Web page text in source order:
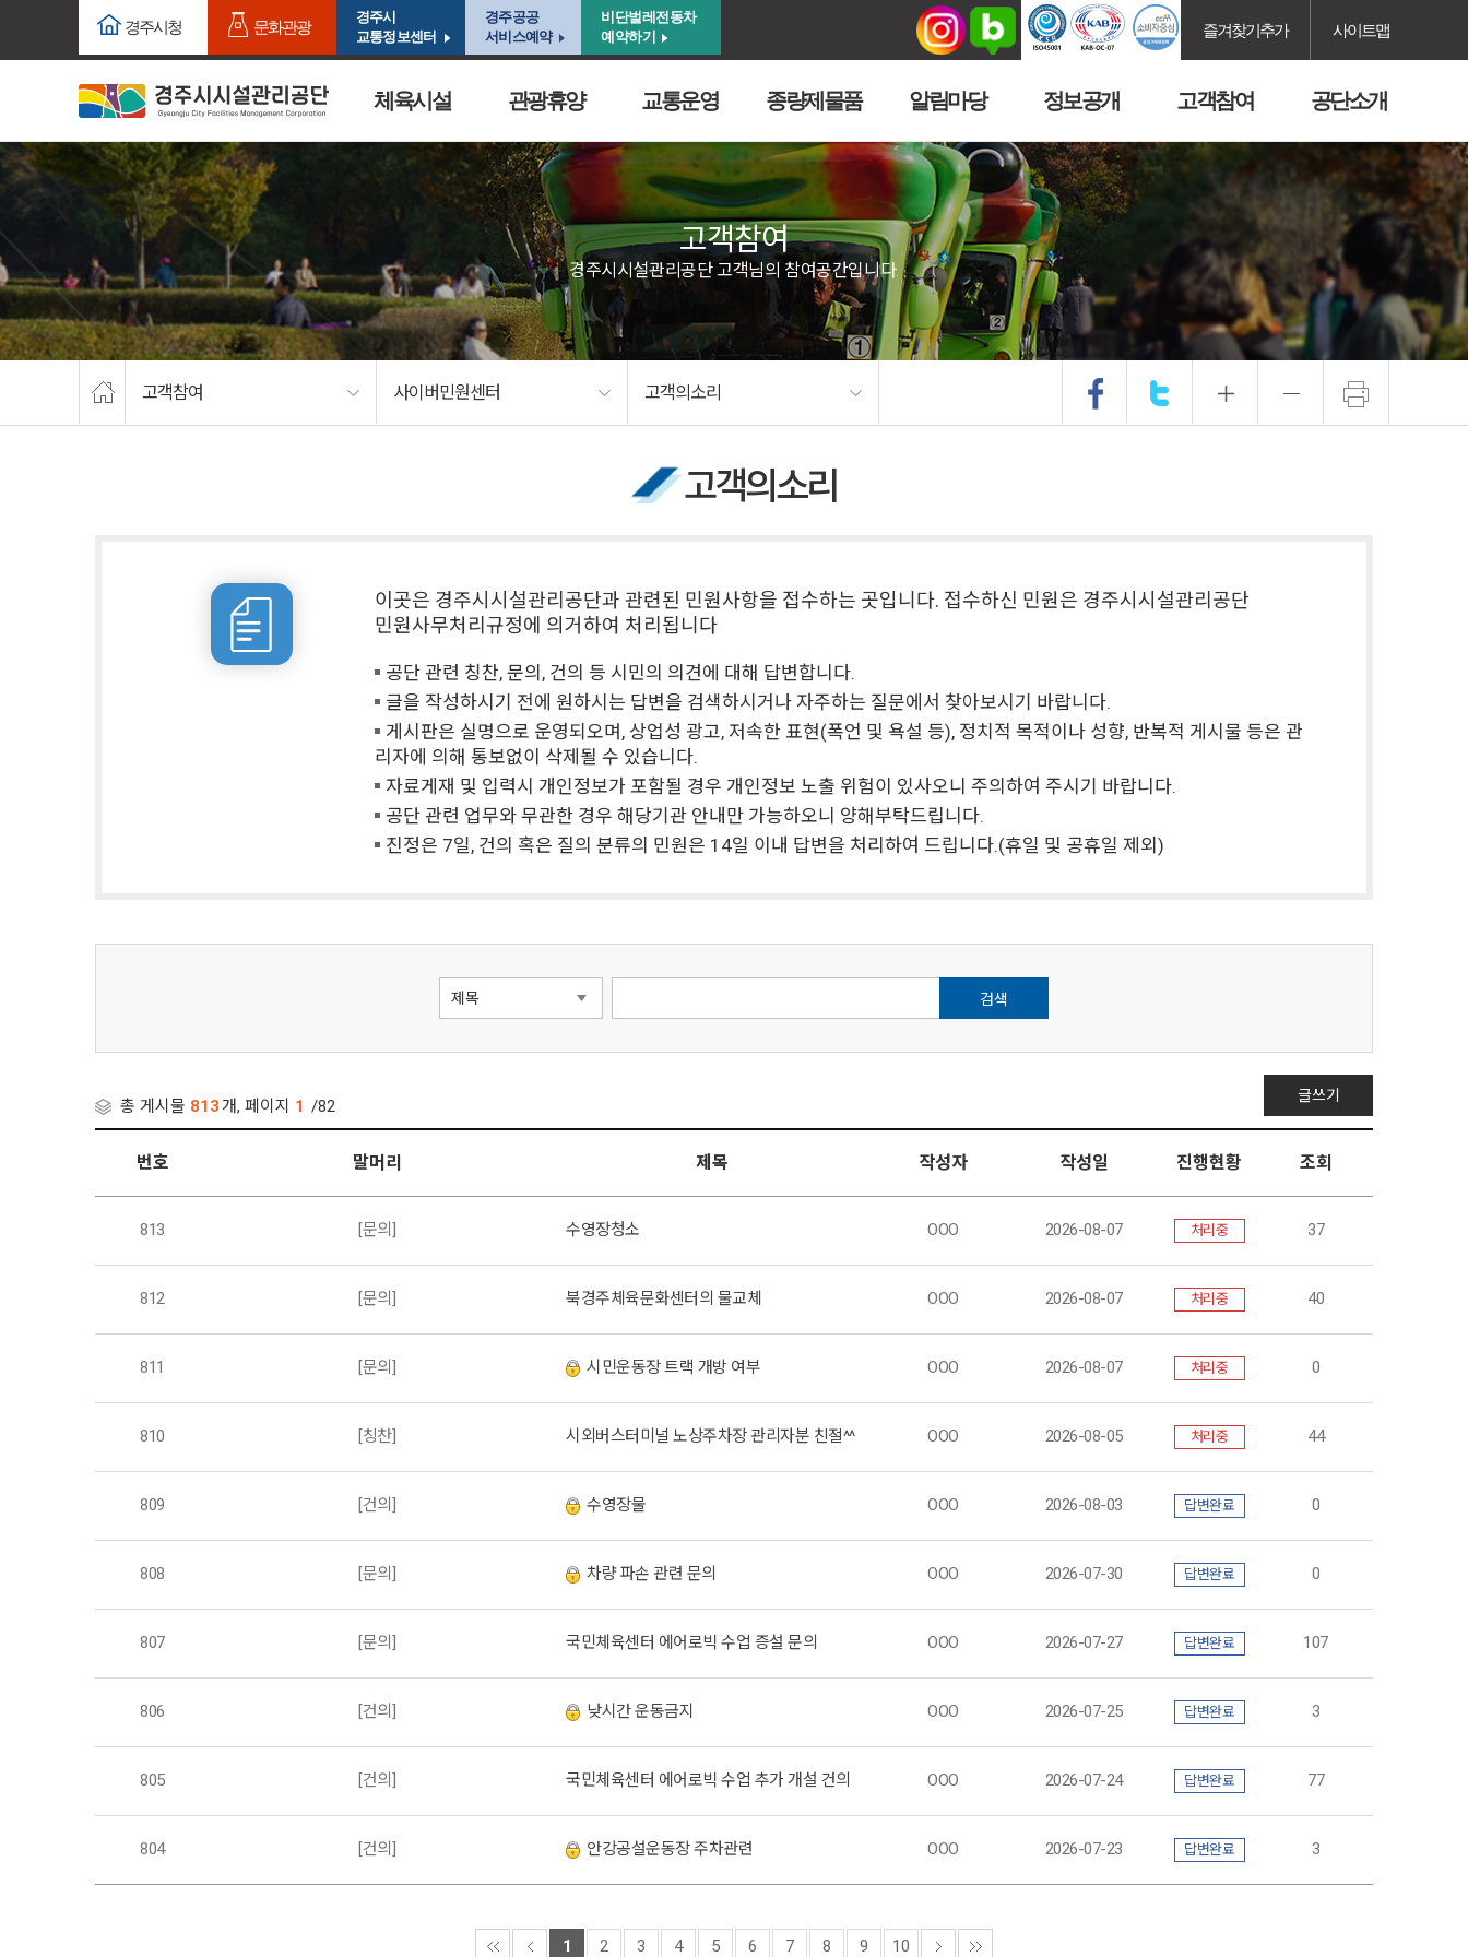
주요메뉴로 건너뛰기
경주시청 문화관광
경주시
교통정보센터
경주공공
서비스예약
비단벌레전동차
예약하기
즐겨찾기추가 사이트맵
체육시설 관광휴양 교통운영 종량제물품 알림마당 정보공개 고객참여 공단소개
고객참여
경주시시설관리공단 고객님의 참여공간입니다.
고객참여 사이버민원센터 고객의소리
고객의소리
이곳은 경주시시설관리공단과 관련된 민원사항을 접수하는 곳입니다. 접수하신 민원은 경주시시설관리공단
민원사무처리규정에 의거하여 처리됩니다
공단 관련 칭찬, 문의, 건의 등 시민의 의견에 대해 답변합니다.
글을 작성하시기 전에 원하시는 답변을 검색하시거나 자주하는 질문에서 찾아보시기 바랍니다.
게시판은 실명으로 운영되오며, 상업성 광고, 저속한 표현(폭언 및 욕설 등), 정치적 목적이나 성향, 반복적 게시물 등은 관
리자에 의해 통보없이 삭제될 수 있습니다.
자료게재 및 입력시 개인정보가 포함될 경우 개인정보 노출 위험이 있사오니 주의하여 주시기 바랍니다.
공단 관련 업무와 무관한 경우 해당기관 안내만 가능하오니 양해부탁드립니다.
진정은 7일, 건의 혹은 질의 분류의 민원은 14일 이내 답변을 처리하여 드립니다.(휴일 및 공휴일 제외)
검색
총 게시물 813개, 페이지 1 /82
번호 말머리 제목 작성자 작성일 진행현황 조회
813 [문의] 수영장청소 OOO 2026-08-07 처리중 37
812 [문의] 북경주체육문화센터의 물교체 OOO 2026-08-07 처리중 40
811 [문의] 시민운동장 트랙 개방 여부 OOO 2026-08-07 처리중 0
810 [칭찬] 시외버스터미널 노상주차장 관리자분 친절^^ OOO 2026-08-05 처리중 44
809 [건의] 수영장물 OOO 2026-08-03 답변완료 0
808 [문의] 차량 파손 관련 문의 OOO 2026-07-30 답변완료 0
807 [문의] 국민체육센터 에어로빅 수업 증설 문의 OOO 2026-07-27 답변완료 107
806 [건의] 낮시간 운동금지 OOO 2026-07-25 답변완료 3
805 [건의] 국민체육센터 에어로빅 수업 추가 개설 건의 OOO 2026-07-24 답변완료 77
804 [건의] 안강공설운동장 주차관련 OOO 2026-07-23 답변완료 3
글쓰기
1 2 3 4 5 6 7 8 9 10